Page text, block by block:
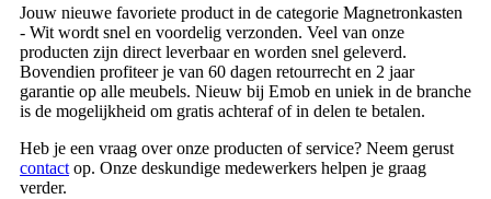
Jouw nieuwe favoriete product in de categorie Magnetronkasten
- Wit wordt snel en voordelig verzonden. Veel van onze
producten zijn direct leverbaar en worden snel geleverd.
Bovendien profiteer je van 60 dagen retourrecht en 2 jaar
garantie op alle meubels. Nieuw bij Emob en uniek in de branche
is de mogelijkheid om gratis achteraf of in delen te betalen.
Heb je een vraag over onze producten of service? Neem gerust
contact op. Onze deskundige medewerkers helpen je graag
verder.